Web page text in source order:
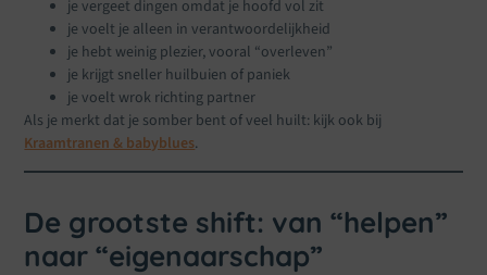
je vergeet dingen omdat je hoofd vol zit
je voelt je alleen in verantwoordelijkheid
je hebt weinig plezier, vooral “overleven”
je krijgt sneller huilbuien of paniek
je voelt wrok richting partner
Als je merkt dat je somber bent of veel huilt: kijk ook bij
Kraamtranen & babyblues.
De grootste shift: van “helpen”
naar “eigenaarschap”